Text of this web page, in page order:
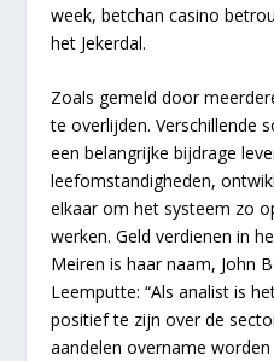
week, betchan casino
het Jekerdal.
Zoals gemeld door
te overlijden. Verschillende
een belangrijke bijdrage
leefomstandigheden,
elkaar om het systeem zo
werken. Geld verdienen in
Meiren is haar naam, John
Leemputte: “Als analist is
positief te zijn over de
aandelen overname